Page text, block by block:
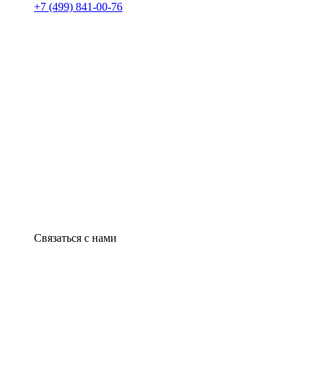
+7 (499) 841-00-76
Связаться с нами